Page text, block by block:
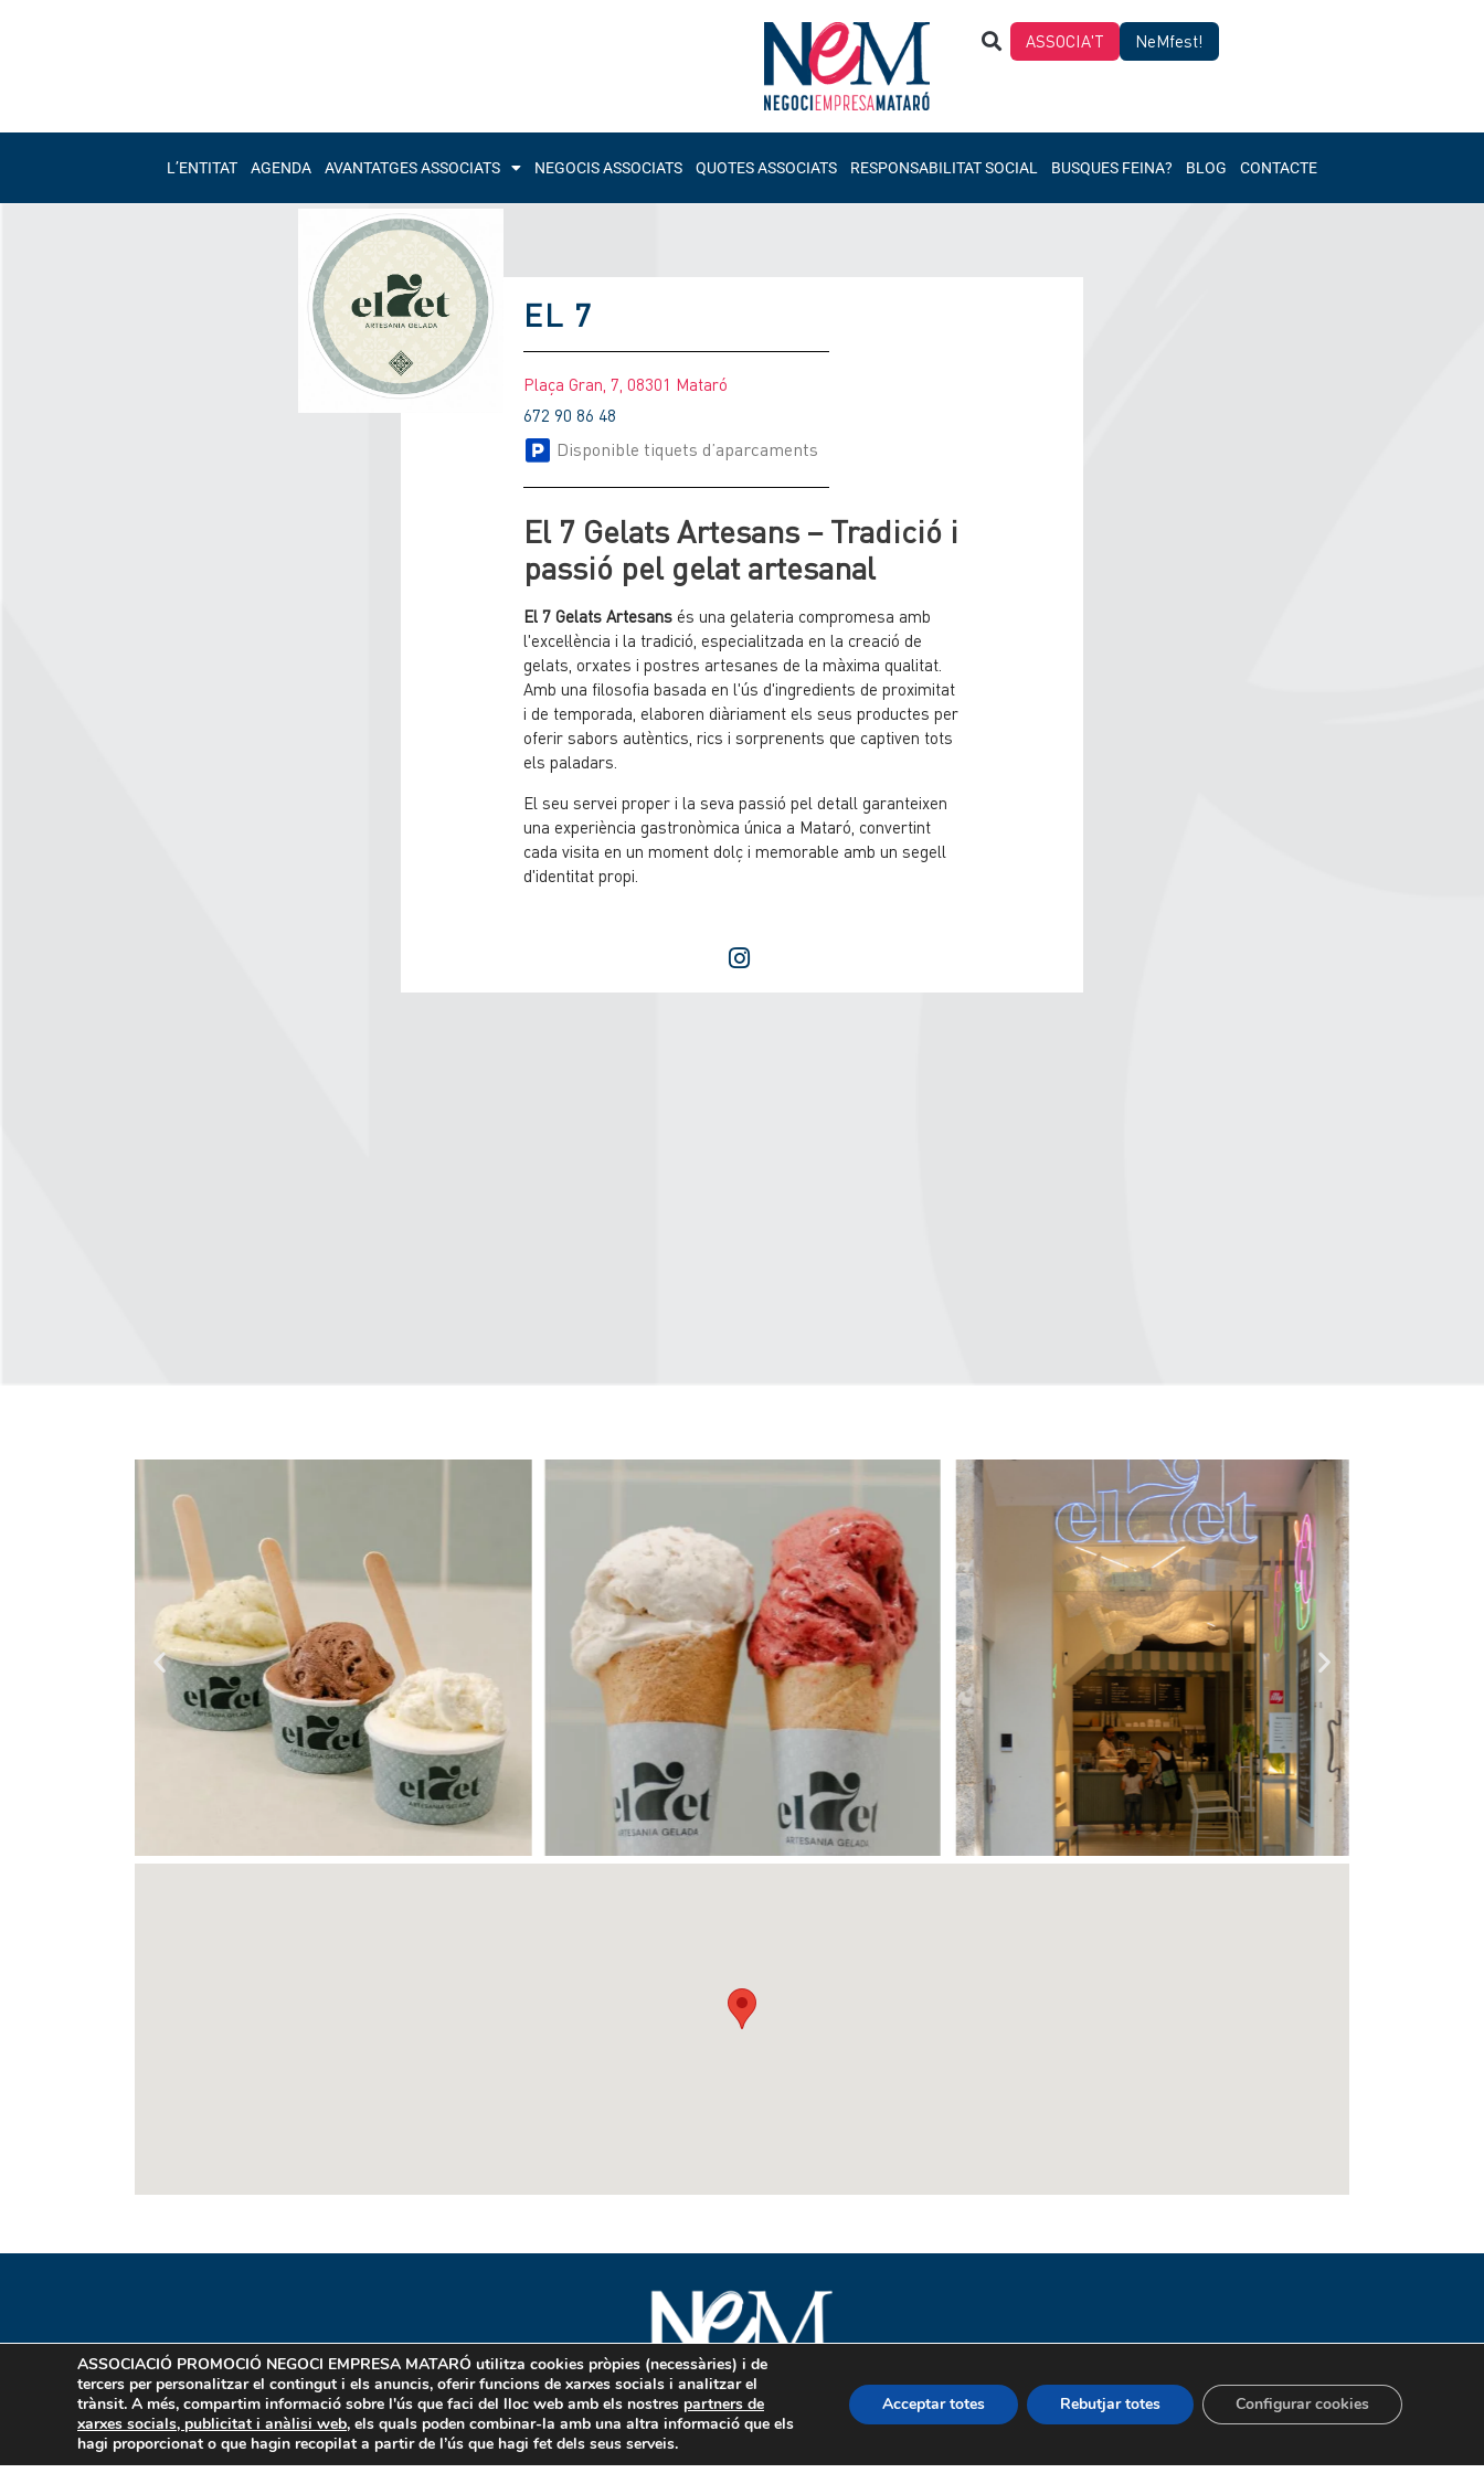
ASSOCIA'T NeMfest!
L’ENTITAT AGENDA AVANTATGES ASSOCIATS NEGOCIS ASSOCIATS QUOTES ASSOCIATS RESPONSABILITAT SOCIAL BUSQUES FEINA? BLOG CONTACTE
EL 7
Plaça Gran, 7, 08301 Mataró
672 90 86 48
Disponible tiquets d’aparcaments
El 7 Gelats Artesans – Tradició i
passió pel gelat artesanal
El 7 Gelats Artesans és una gelateria compromesa amb
l'excel·lència i la tradició, especialitzada en la creació de
gelats, orxates i postres artesanes de la màxima qualitat.
Amb una filosofia basada en l'ús d'ingredients de proximitat
i de temporada, elaboren diàriament els seus productes per
oferir sabors autèntics, rics i sorprenents que captiven tots
els paladars.
El seu servei proper i la seva passió pel detall garanteixen
una experiència gastronòmica única a Mataró, convertint
cada visita en un moment dolç i memorable amb un segell
d'identitat propi.
C/ Sant Benet 43, baix 08302 Mataró
ASSOCIACIÓ PROMOCIÓ NEGOCI EMPRESA MATARÓ utilitza cookies pròpies (necessàries) i de
tercers per personalitzar el contingut i els anuncis, oferir funcions de xarxes socials i analitzar el
trànsit. A més, compartim informació sobre l'ús que faci del lloc web amb els nostres partners de
xarxes socials, publicitat i anàlisi web, els quals poden combinar-la amb una altra informació que els
hagi proporcionat o que hagin recopilat a partir de l’ús que hagi fet dels seus serveis.
Acceptar totes Rebutjar totes Configurar cookies